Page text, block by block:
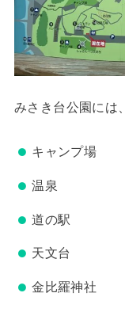
みさき台公園には、
キャンプ場
温泉
道の駅
天文台
金比羅神社